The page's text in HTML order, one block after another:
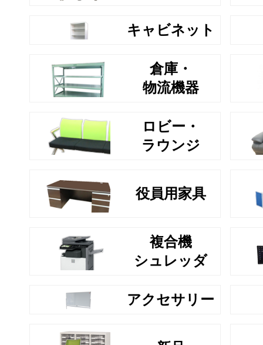
キャビネット
倉庫・
物流機器
ロビー・
ラウンジ
役員用家具
複合機
シュレッダ
アクセサリー